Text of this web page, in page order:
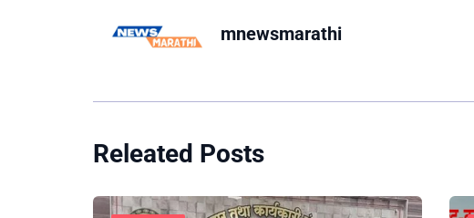
mnewsmarathi
Releated Posts